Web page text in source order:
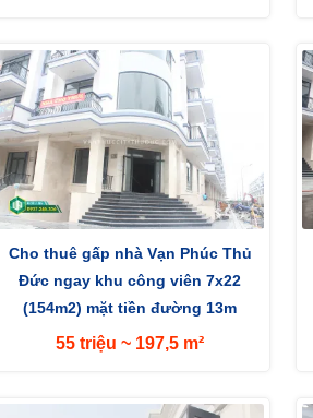
Cho thuê gấp nhà Vạn Phúc Thủ
Đức ngay khu công viên 7x22
(154m2) mặt tiền đường 13m
hướng Tây Nam
55 triệu ~ 197,5 m²